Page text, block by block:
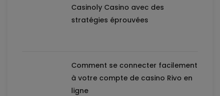
Casinoly Casino avec des
stratégies éprouvées
Comment se connecter facilement
à votre compte de casino Rivo en
ligne